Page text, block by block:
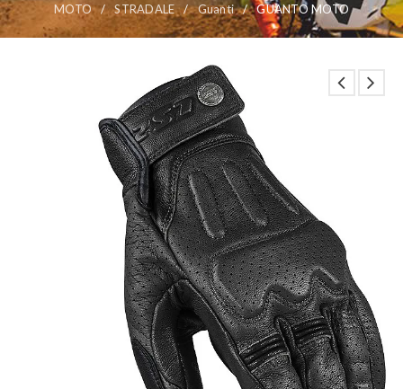
MOTO
/ STRADALE / Guanti / GUANTO MOTO